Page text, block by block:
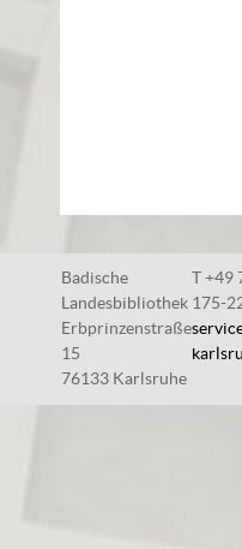
Badische
Landesbibliothek
Erbprinzenstraße
15
76133 Karlsruhe
T +49
175-